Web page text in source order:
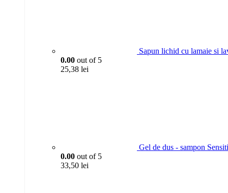
Sapun lichid cu lamaie si
0.00 out of 5
25,38 lei
Gel de dus - sampon
0.00 out of 5
33,50 lei